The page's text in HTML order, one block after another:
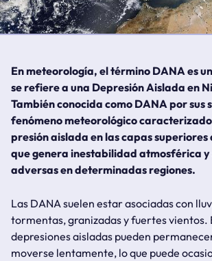
En meteorología, el término DANA es
se refiere a una Depresión Aislada en
También conocida como DANA por sus
fenómeno meteorológico
presión aislada en las capas
que genera inestabilidad atmosférica y
adversas en determinadas regiones.
Las DANA suelen estar asociadas con
tormentas, granizadas y fuertes vientos.
depresiones aisladas pueden
moverse lentamente, lo que puede